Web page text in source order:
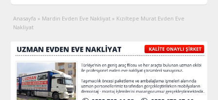
Anasayfa » Mardin Evden Eve Nakliyat » Kızıltepe Murat Evden Eve
Nakliyat